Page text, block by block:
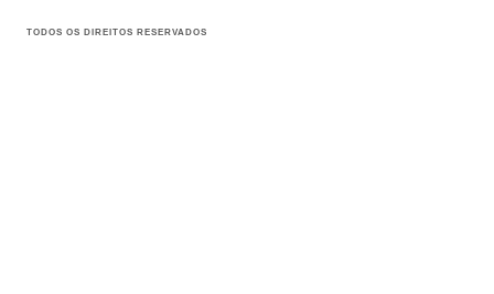
TODOS OS DIREITOS RESERVADOS